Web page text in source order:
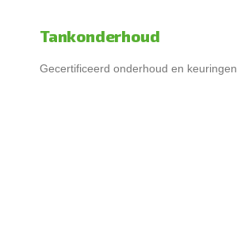
Tankonderhoud
Gecertificeerd onderhoud en keuringen